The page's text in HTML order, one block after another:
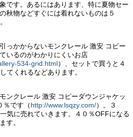
です。あるにはあります、特に夏物セー
秋物などすぐには着れないものは５
っかからないモンクレール 激安 コピー
いるのがわかりにくいお店
534-grid.html）、セットで買うと４
てくれるなどあります。
ンクレール 激安 コピーダウンジャケッ
％です（http://www.lsqzy.com/）。３
気に売れていきます。４０％OFFになる
す。